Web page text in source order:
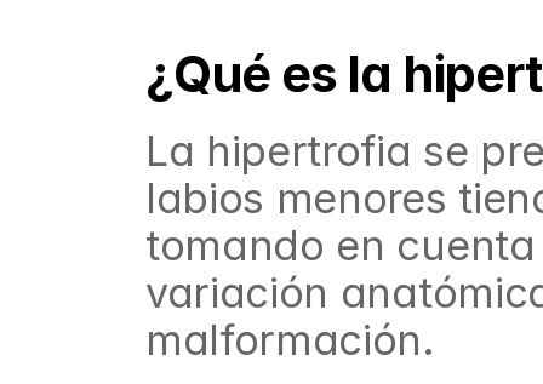
¿Qué es la
La hipertrofia se
labios menores
tomando en
variación
malformación.